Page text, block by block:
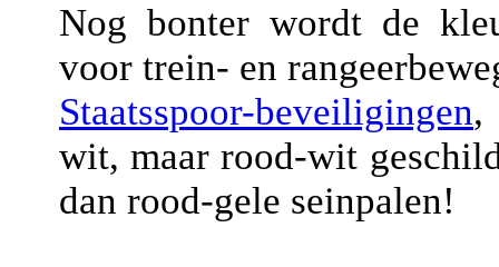
Nog bonter wordt de
voor trein- en
Staatsspoor-beveiligingen,
wit, maar rood-wit
dan rood-gele seinpalen!